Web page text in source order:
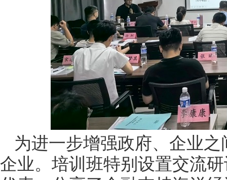
为进一步增强政府、企业
企业。培训班特别设置交流